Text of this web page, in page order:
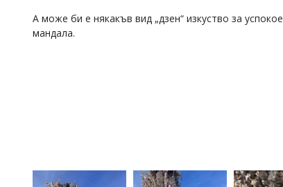
А може би е някакъв вид „дзен“ изкуство за
мандала.